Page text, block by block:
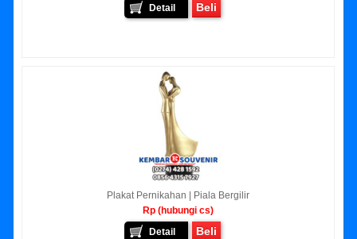
Detail
Beli
Plakat Pernikahan | Piala Bergilir
Rp (hubungi cs)
Detail
Beli